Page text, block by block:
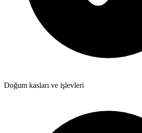
Doğum kasları ve işlevleri